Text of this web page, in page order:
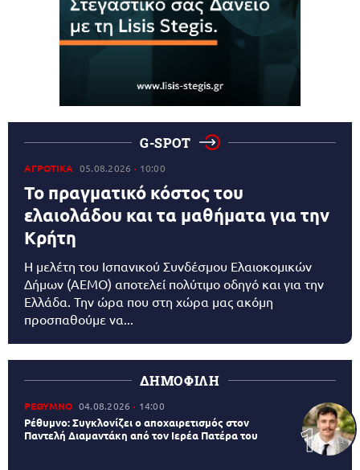
G-SPOT
ΑΓΡΟΤΙΚΑ 05.08.2026 10:00
Το πραγματικό κόστος του
ελαιολάδου και τα μαθήματα για την
Κρήτη
Η μελέτη του Ισπανικού Συνδέσμου Ελαιοκομικών
Δήμων (AEMO) αποτελεί πολύτιμο οδηγό και για την
Ελλάδα. Την ώρα που στη χώρα μας ακόμη
προσπαθούμε να...
ΔΗΜΟΦΙΛΗ
ΡΕΘΥΜΝΟ 04.08.2026 14:00
Ρέθυμνο: Συγκλονίζει ο αποχαιρετισμός στον
Παντελή Διαμαντάκη από τον Ιερέα Πατέρα του